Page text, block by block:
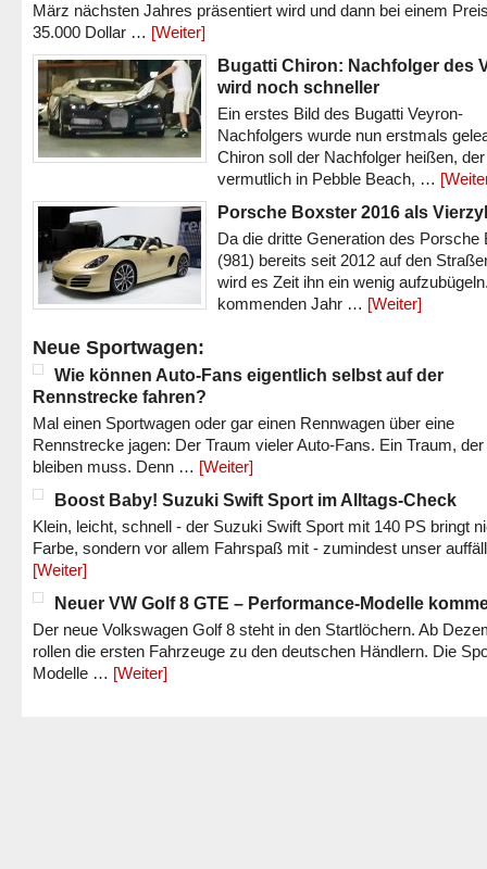
März nächsten Jahres präsentiert wird und dann bei einem
35.000 Dollar … [Weiter]
Bugatti Chiron: Nachfolger des
wird noch schneller
Ein erstes Bild des Bugatti Veyron-
Nachfolgers wurde nun erstmals
Chiron soll der Nachfolger heißen, der
vermutlich in Pebble Beach, …
Porsche Boxster 2016 als
Da die dritte Generation des Porsche
(981) bereits seit 2012 auf den
wird es Zeit ihn ein wenig
kommenden Jahr … [Weiter]
Neue Sportwagen:
Wie können Auto-Fans eigentlich selbst auf der
Rennstrecke fahren?
Mal einen Sportwagen oder gar einen Rennwagen über eine
Rennstrecke jagen: Der Traum vieler Auto-Fans. Ein Traum,
bleiben muss. Denn … [Weiter]
Boost Baby! Suzuki Swift Sport im Alltags-Check
Klein, leicht, schnell - der Suzuki Swift Sport mit 140 PS bringt
Farbe, sondern vor allem Fahrspaß mit - zumindest unser
[Weiter]
Neuer VW Golf 8 GTE – Performance-Modelle
Der neue Volkswagen Golf 8 steht in den Startlöchern. Ab
rollen die ersten Fahrzeuge zu den deutschen Händlern. Die
Modelle … [Weiter]